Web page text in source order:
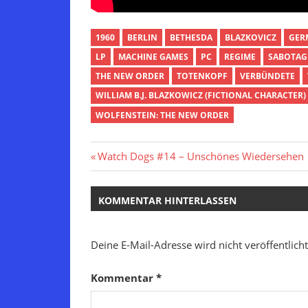
1960 BERLIN BETHESDA BLAZKOVICZ
LP
MACHINE GAMES PC REGIME
THE NEW ORDER
TOTENKOPF VERBÜNDETE
WILLIAM B.J. BLAZKOWICZ (FICTIONAL CHARACTER)
WOLFENSTEIN: THE NEW ORDER
Beitragsnavigation
Vorheriger
Beitrag:
Watch Dogs #14 – Unschönes Wiedersehen
KOMMENTAR HINTERLASSEN
Deine E-Mail-Adresse wird nicht
Kommentar *